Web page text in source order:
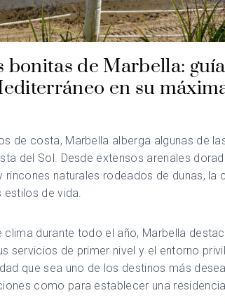
bonitas de Marbella:
en su
de costa, Marbella alberga algunas de
del Sol. Desde extensos arenales
rincones naturales rodeados de dunas, la
de vida.
clima durante todo el año, Marbella
servicios de primer nivel y el entorno
que sea uno de los destinos más
como para establecer una